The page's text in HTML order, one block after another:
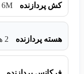
کش پردازنده 6M
هسته پردازنده 2 هسته حقیقی + 4 هسته مجازی